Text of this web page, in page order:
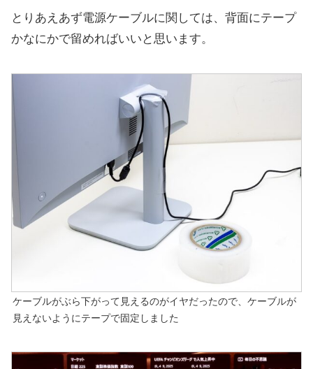
とりあえあず電源ケーブルに関しては、背面にテープ
かなにかで留めればいいと思います。
ケーブルがぶら下がって見えるのがイヤだったので、ケーブルが
見えないようにテープで固定しました